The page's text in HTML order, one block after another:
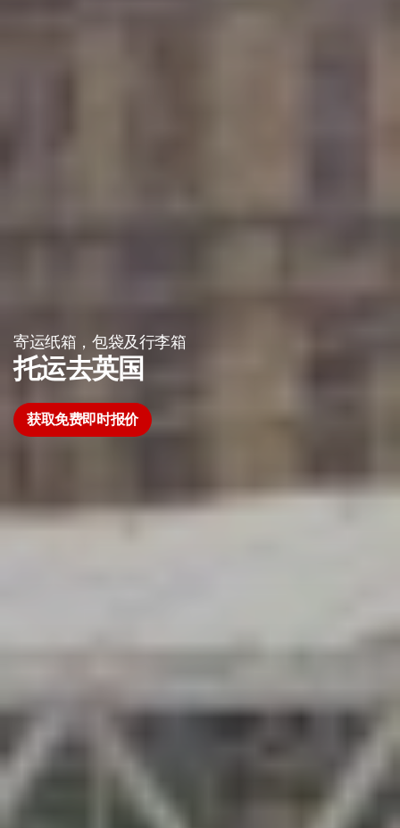
寄运纸箱，包袋及行李箱
托运去英国
获取免费即时报价